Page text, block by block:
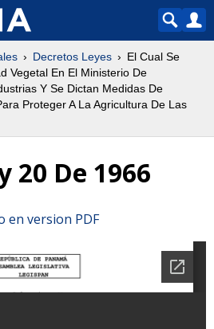
Decretos Leyes
El Cual Se
Vegetal En El Ministerio De
Y Se Dictan Medidas De
Proteger A La Agricultura De Las
20 De 1966
en version PDF